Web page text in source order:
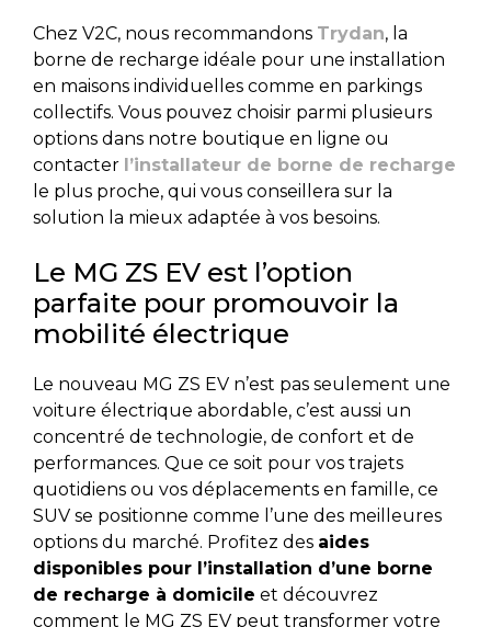
Chez V2C, nous recommandons Trydan, la
borne de recharge idéale pour une installation
en maisons individuelles comme en parkings
collectifs. Vous pouvez choisir parmi plusieurs
options dans notre boutique en ligne ou
contacter l’installateur de borne de recharge
le plus proche, qui vous conseillera sur la
solution la mieux adaptée à vos besoins.
Le MG ZS EV est l’option
parfaite pour promouvoir la
mobilité électrique
Le nouveau MG ZS EV n’est pas seulement une
voiture électrique abordable, c’est aussi un
concentré de technologie, de confort et de
performances. Que ce soit pour vos trajets
quotidiens ou vos déplacements en famille, ce
SUV se positionne comme l’une des meilleures
options du marché. Profitez des aides
disponibles pour l’installation d’une borne
de recharge à domicile et découvrez
comment le MG ZS EV peut transformer votre